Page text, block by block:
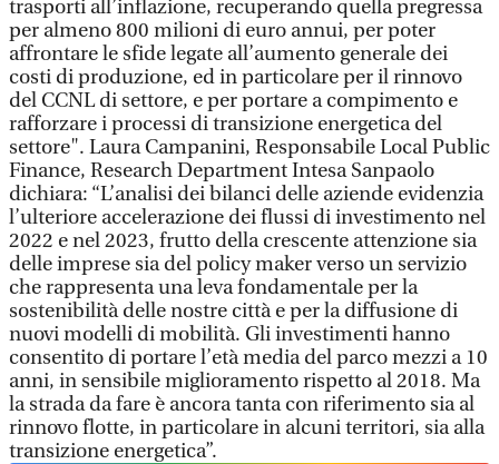
trasporti all’inflazione, recuperando quella pregressa
per almeno 800 milioni di euro annui, per poter
affrontare le sfide legate all’aumento generale dei
costi di produzione, ed in particolare per il rinnovo
del CCNL di settore, e per portare a compimento e
rafforzare i processi di transizione energetica del
settore". Laura Campanini, Responsabile Local Public
Finance, Research Department Intesa Sanpaolo
dichiara: “L’analisi dei bilanci delle aziende evidenzia
l’ulteriore accelerazione dei flussi di investimento nel
2022 e nel 2023, frutto della crescente attenzione sia
delle imprese sia del policy maker verso un servizio
che rappresenta una leva fondamentale per la
sostenibilità delle nostre città e per la diffusione di
nuovi modelli di mobilità. Gli investimenti hanno
consentito di portare l’età media del parco mezzi a 10
anni, in sensibile miglioramento rispetto al 2018. Ma
la strada da fare è ancora tanta con riferimento sia al
rinnovo flotte, in particolare in alcuni territori, sia alla
transizione energetica”.